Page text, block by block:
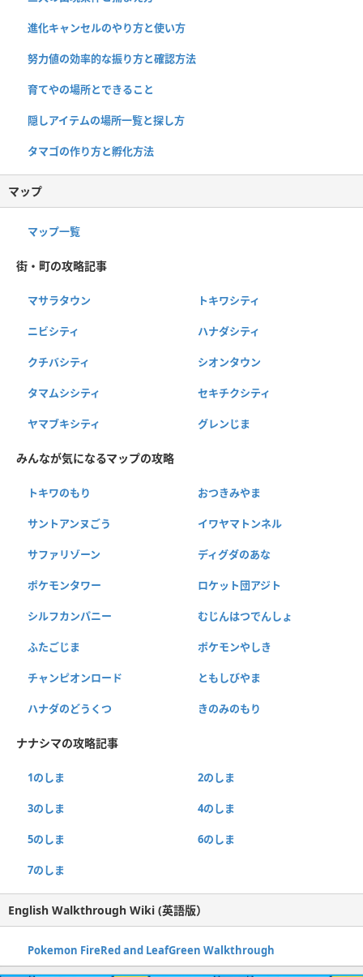
進化キャンセルのやり方と使い方
努力値の効率的な振り方と確認方法
育てやの場所とできること
隠しアイテムの場所一覧と探し方
タマゴの作り方と孵化方法
マップ
マップ一覧
街・町の攻略記事
マサラタウン トキワシティ
ニビシティ ハナダシティ
クチバシティ シオンタウン
タマムシシティ セキチクシティ
ヤマブキシティ グレンじま
みんなが気になるマップの攻略
トキワのもり おつきみやま
サントアンヌごう イワヤマトンネル
サファリゾーン ディグダのあな
ポケモンタワー ロケット団アジト
シルフカンパニー むじんはつでんしょ
ふたごじま ポケモンやしき
チャンピオンロード ともしびやま
ハナダのどうくつ きのみのもり
ナナシマの攻略記事
1のしま 2のしま
3のしま 4のしま
5のしま 6のしま
7のしま
English Walkthrough Wiki (英語版）
Pokemon FireRed and LeafGreen Walkthrough